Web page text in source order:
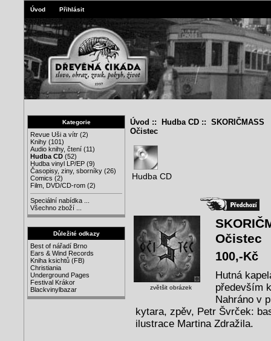
Úvod Přihlásit
Kategorie
Revue Uši a vítr (2)
Knihy (101)
Audio knihy, čtení (11)
Hudba CD (52)
Hudba vinyl LP/EP (9)
Časopisy, ziny, sborníky (26)
Comics (2)
Film, DVD/CD-rom (2)
Speciální nabídka ...
Všechno zboží ...
Důležité odkazy
Best of nářadí Brno
Ears & Wind Records
Kniha ksichtů (FB)
Christiania
Underground Pages
Festival Krákor
Blackvinylbazar
Úvod :: Hudba CD:: SKORIČMASS
Očistec
Hudba CD
zvětšit obrázek
Očistec
100,-Kč
Hutná
především
Nahráno v
kytara, zpěv, Petr Švrček:
ilustrace Martina Zdražila.